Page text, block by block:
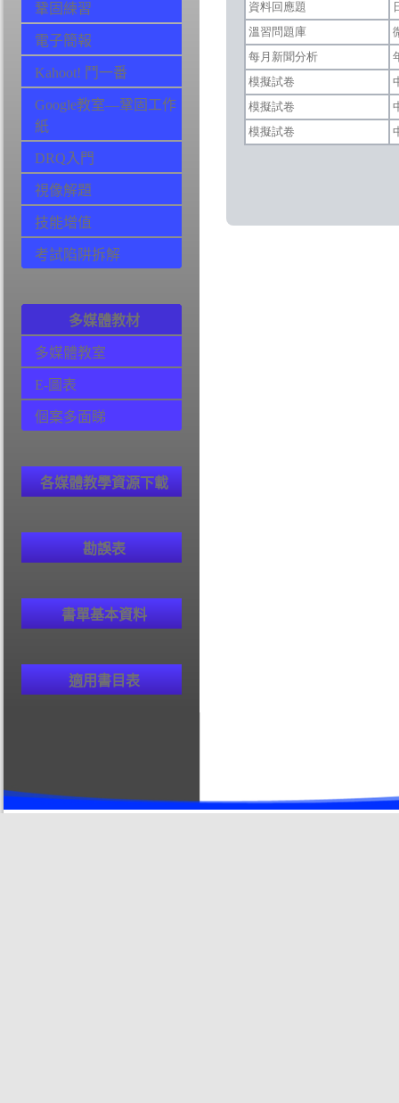
鞏固練習
電子簡報
Kahoot! 鬥一番
Google教室—鞏固工作
紙
DRQ入門
視像解題
技能增值
考試陷阱拆解
多媒體教材
多媒體教室
E-圖表
個案多面睇
各媒體教學資源下載
勘誤表
書單基本資料
適用書目表